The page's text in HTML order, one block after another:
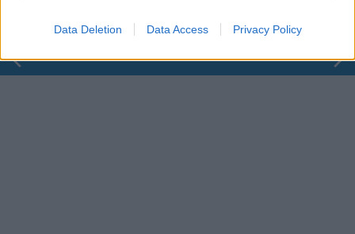
Data Deletion Data Access Privacy Policy